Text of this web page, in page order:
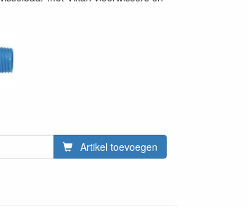
Artikel toevoegen